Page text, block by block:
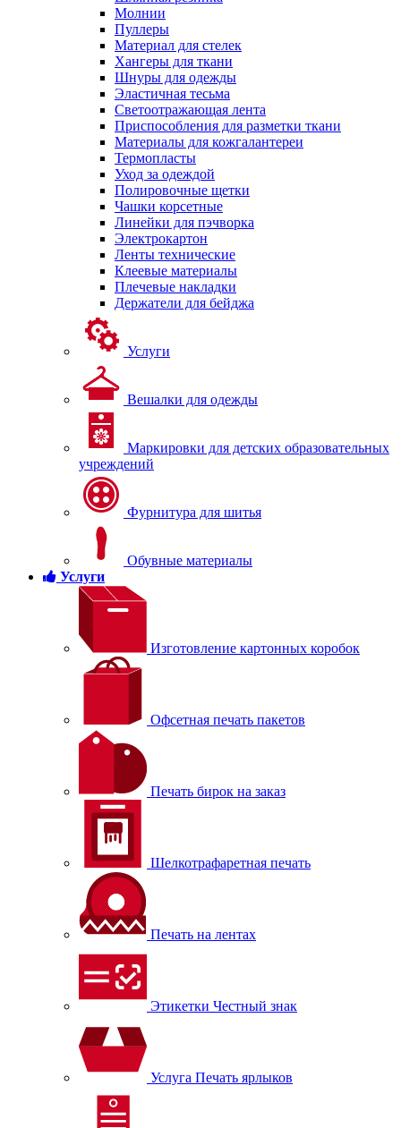
Молнии
Пуллеры
Материал для стелек
Хангеры для ткани
Шнуры для одежды
Эластичная тесьма
Светоотражающая лента
Приспособления для разметки ткани
Материалы для кожгалантереи
Термопласты
Уход за одеждой
Полировочные щетки
Чашки корсетные
Линейки для пэчворка
Электрокартон
Ленты технические
Клеевые материалы
Плечевые накладки
Держатели для бейджа
Услуги
Вешалки для одежды
Маркировки для детских образовательных
учреждений
Фурнитура для шитья
Обувные материалы
Услуги
Изготовление картонных коробок
Офсетная печать пакетов
Печать бирок на заказ
Шелкотрафаретная печать
Печать на лентах
Этикетки Честный знак
Услуга Печать ярлыков